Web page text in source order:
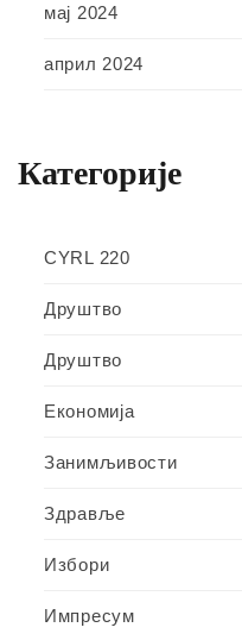
мај 2024
април 2024
Категорије
CYRL 220
Друштво
Друштво
Економија
Занимљивости
Здравље
Избори
Импресум